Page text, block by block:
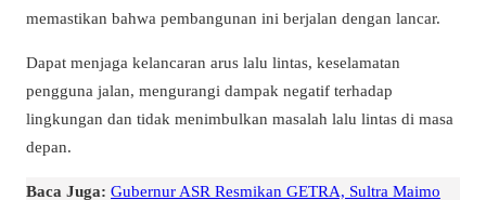
memastikan bahwa pembangunan ini berjalan dengan lancar.
Dapat menjaga kelancaran arus lalu lintas, keselamatan
pengguna jalan, mengurangi dampak negatif terhadap
lingkungan dan tidak menimbulkan masalah lalu lintas di masa
depan.
Baca Juga: Gubernur ASR Resmikan GETRA, Sultra Maimo